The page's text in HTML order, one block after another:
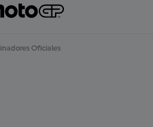
Oficiales